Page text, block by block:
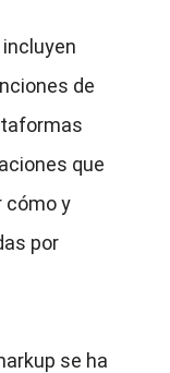
de
que
cómo y
por
se ha